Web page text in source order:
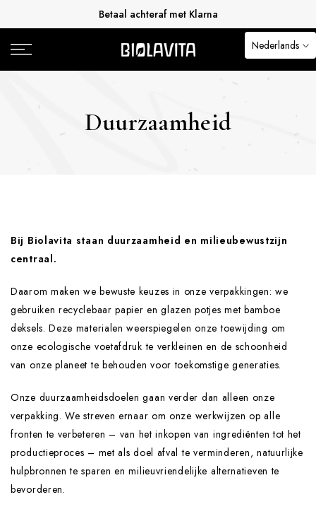
artikel
Betaal achteraf met Klarna
Duurzaamheid
Bij Biolavita staan duurzaamheid en milieubewustzijn
centraal.
Daarom maken we bewuste keuzes in onze verpakkingen: we
gebruiken recyclebaar papier en glazen potjes met bamboe
deksels. Deze materialen weerspiegelen onze toewijding om
onze ecologische voetafdruk te verkleinen en de schoonheid
van onze planeet te behouden voor toekomstige generaties.
Onze duurzaamheidsdoelen gaan verder dan alleen onze
verpakking. We streven ernaar om onze werkwijzen op alle
fronten te verbeteren – van het inkopen van ingrediënten tot het
productieproces – met als doel afval te verminderen, natuurlijke
hulpbronnen te sparen en milieuvriendelijke alternatieven te
bevorderen.
Nederlands